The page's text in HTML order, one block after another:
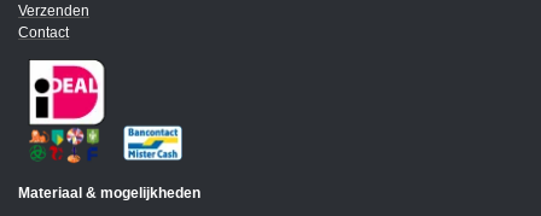
Verzenden
Contact
Materiaal & mogelijkheden